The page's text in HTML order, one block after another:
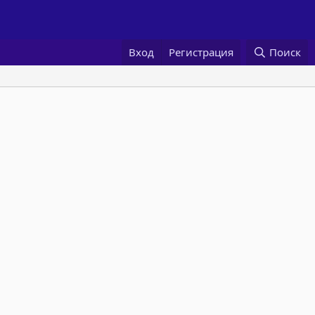
Вход Регистрация Поиск